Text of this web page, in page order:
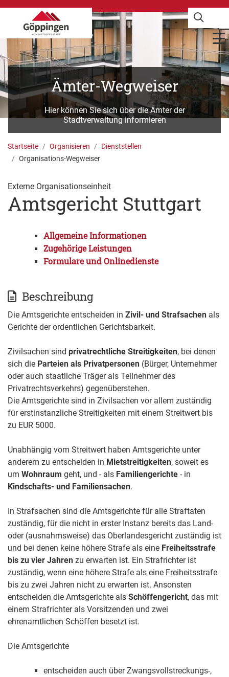
Ämter-Wegweiser
Hier können Sie sich über die Ämter der
Stadtverwaltung informieren
Startseite Organisieren
Dienststellen
Organisations-Wegweiser
Externe Organisationseinheit
Amtsgericht Stuttgart
Allgemeine Informationen
Zugehörige Leistungen
Formulare und Onlinedienste
Beschreibung
Die Amtsgerichte entscheiden in Zivil- und Strafsachen als
Gerichte der ordentlichen Gerichtsbarkeit.
Zivilsachen sind privatrechtliche Streitigkeiten, bei denen
sich die Parteien als Privatpersonen (Bürger, Unternehmer
oder auch staatliche Träger als Teilnehmer des
Privatrechtsverkehrs) gegenüberstehen.
Die Amtsgerichte sind in Zivilsachen vor allem zuständig
für erstinstanzliche Streitigkeiten mit einem Streitwert bis
zu EUR 5000.
Unabhängig vom Streitwert haben Amtsgerichte unter
anderem zu entscheiden in Mietstreitigkeiten, soweit es
um Wohnraum geht, und - als Familiengerichte - in
Kindschafts- und Familiensachen.
In Strafsachen sind die Amtsgerichte für alle Straftaten
zuständig, für die nicht in erster Instanz bereits das Land-
oder (ausnahmsweise) das Oberlandesgericht zuständig ist
und bei denen keine höhere Strafe als eine Freiheitsstrafe
bis zu vier Jahren zu erwarten ist. Ein Strafrichter ist
zuständig, wenn eine höhere Strafe als eine Freiheitsstrafe
bis zu zwei Jahren nicht zu erwarten ist. Ansonsten
entscheiden die Amtsgerichte als Schöffengericht, das mit
einem Strafrichter als Vorsitzenden und zwei
ehrenamtlichen Schöffen besetzt ist.
Die Amtsgerichte
entscheiden auch über Zwangsvollstreckungs-,